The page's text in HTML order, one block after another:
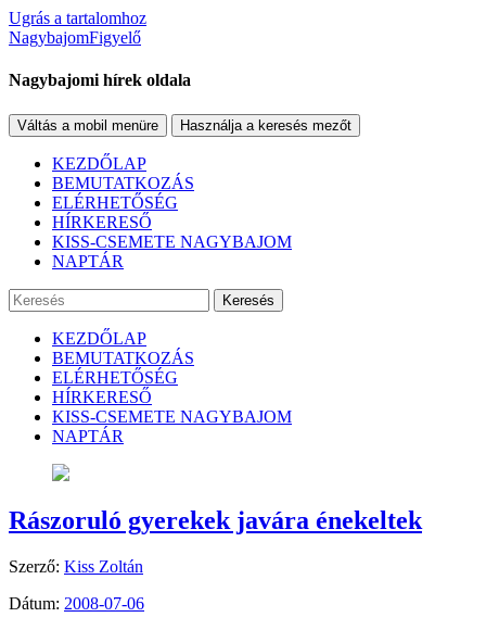
Ugrás a tartalomhoz
NagybajomFigyelő
Nagybajomi hírek oldala
Váltás a mobil menüre Használja a keresés mezőt
KEZDŐLAP
BEMUTATKOZÁS
ELÉRHETŐSÉG
HÍRKERESŐ
KISS-CSEMETE NAGYBAJOM
NAPTÁR
Keresés
KEZDŐLAP
BEMUTATKOZÁS
ELÉRHETŐSÉG
HÍRKERESŐ
KISS-CSEMETE NAGYBAJOM
NAPTÁR
Rászoruló gyerekek javára énekeltek
Szerző: Kiss Zoltán
Dátum: 2008-07-06